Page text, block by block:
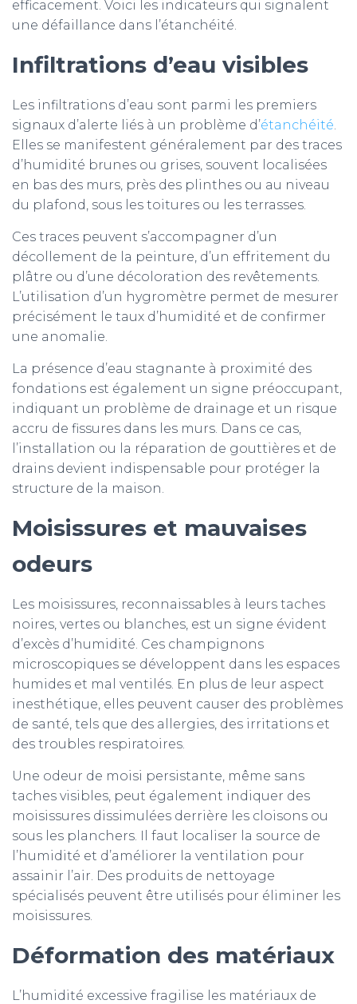
efficacement. Voici les indicateurs qui signalent
une défaillance dans l’étanchéité.
Infiltrations d’eau visibles
Les infiltrations d’eau sont parmi les premiers
signaux d’alerte liés à un problème d’étanchéité.
Elles se manifestent généralement par des traces
d’humidité brunes ou grises, souvent localisées
en bas des murs, près des plinthes ou au niveau
du plafond, sous les toitures ou les terrasses.
Ces traces peuvent s’accompagner d’un
décollement de la peinture, d’un effritement du
plâtre ou d’une décoloration des revêtements.
L’utilisation d’un hygromètre permet de mesurer
précisément le taux d’humidité et de confirmer
une anomalie.
La présence d’eau stagnante à proximité des
fondations est également un signe préoccupant,
indiquant un problème de drainage et un risque
accru de fissures dans les murs. Dans ce cas,
l’installation ou la réparation de gouttières et de
drains devient indispensable pour protéger la
structure de la maison.
Moisissures et mauvaises
odeurs
Les moisissures, reconnaissables à leurs taches
noires, vertes ou blanches, est un signe évident
d’excès d’humidité. Ces champignons
microscopiques se développent dans les espaces
humides et mal ventilés. En plus de leur aspect
inesthétique, elles peuvent causer des problèmes
de santé, tels que des allergies, des irritations et
des troubles respiratoires.
Une odeur de moisi persistante, même sans
taches visibles, peut également indiquer des
moisissures dissimulées derrière les cloisons ou
sous les planchers. Il faut localiser la source de
l’humidité et d’améliorer la ventilation pour
assainir l’air. Des produits de nettoyage
spécialisés peuvent être utilisés pour éliminer les
moisissures.
Déformation des matériaux
L’humidité excessive fragilise les matériaux de